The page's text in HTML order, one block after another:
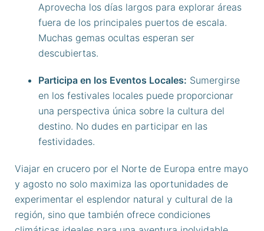
Aprovecha los días largos para explorar áreas
fuera de los principales puertos de escala.
Muchas gemas ocultas esperan ser
descubiertas.
Participa en los Eventos Locales: Sumergirse
en los festivales locales puede proporcionar
una perspectiva única sobre la cultura del
destino. No dudes en participar en las
festividades.
Viajar en crucero por el Norte de Europa entre mayo
y agosto no solo maximiza las oportunidades de
experimentar el esplendor natural y cultural de la
región, sino que también ofrece condiciones